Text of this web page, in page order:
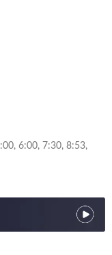
6:00, 7:30, 8:53,